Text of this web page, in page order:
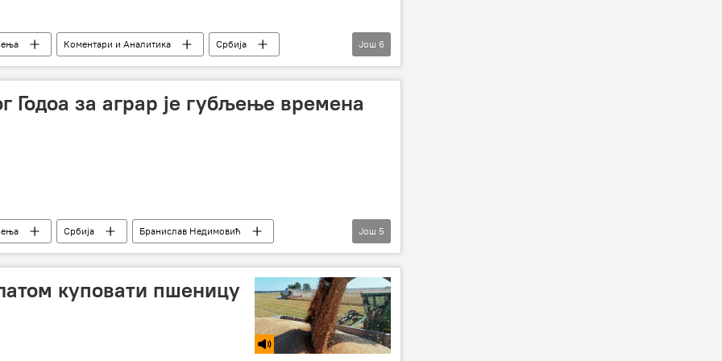
Коментари и Аналитика
Србија
Недимовић странци
ССП
Још 6
Годоа за аграр је губљење времена
Србија
Бранислав Недимовић
сточарство аграрни буџет ратарство
Још 5
куповати пшеницу